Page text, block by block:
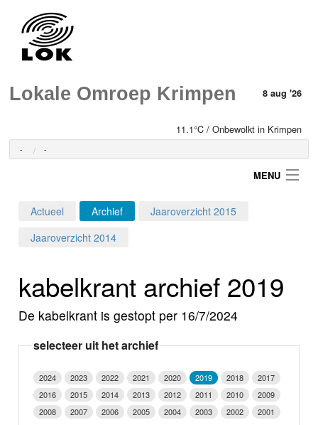
Lokale Omroep Krimpen 8 aug '26
11.1°C / Onbewolkt in Krimpen
- -
MENU
Programma's
Video
Actueel Archief
Jaaroverzicht 2015
Jaaroverzicht 2014
kabelkrant archief 2019
De kabelkrant is gestopt per 16/7/2024
selecteer uit het archief
2024 2023 2022 2021 2020 2019 2018
2017
2016
2015 2014 2013 2012 2011 2010
2009
2008
2007 2006 2005 2004 2003 2002
2001